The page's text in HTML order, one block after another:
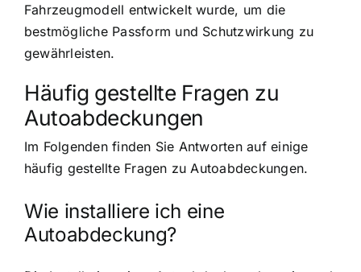
Fahrzeugmodell entwickelt wurde, um die
bestmögliche Passform und Schutzwirkung zu
gewährleisten.
Häufig gestellte Fragen zu
Autoabdeckungen
Im Folgenden finden Sie Antworten auf einige
häufig gestellte Fragen zu Autoabdeckungen.
Wie installiere ich eine
Autoabdeckung?